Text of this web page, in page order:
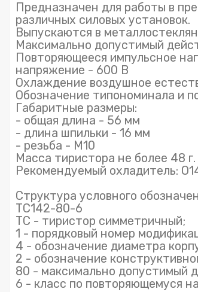
Предназначен для работы в
различных силовых установок.
Выпускаются в
Максимально допустимый
Повторяющееся импульсное
напряжение - 600 В
Охлаждение воздушное
Обозначение типономинала и
Габаритные размеры:
- общая длина - 56 мм
- длина шпильки - 16 мм
- резьба - М10
Масса тиристора не более 48 г.
Рекомендуемый охладитель:
Структура условного
ТС142-80-6
ТС - тиристор симметричный;
1 - порядковый номер
4 - обозначение диаметра
2 - обозначение
80 - максимально допустимый
6 - класс по повторяющемуся